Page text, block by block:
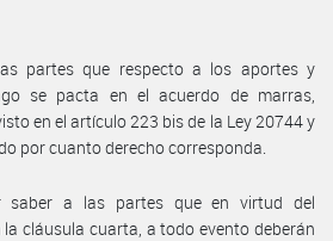
partes que respecto a los aportes y
se pacta en el acuerdo de marras,
en el artículo 223 bis de la Ley 20744 y
por cuanto derecho corresponda.
saber a las partes que en virtud del
cláusula cuarta, a todo evento deberán